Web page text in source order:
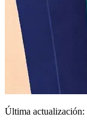
Última actualización: